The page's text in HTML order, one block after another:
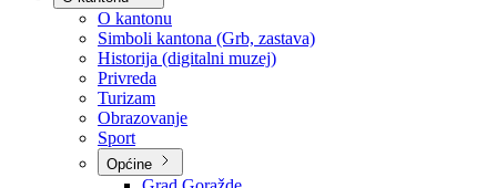
Planovi
Značajni dokumenti
O kantonu
O kantonu
Simboli kantona (Grb, zastava)
Historija (digitalni muzej)
Privreda
Turizam
Obrazovanje